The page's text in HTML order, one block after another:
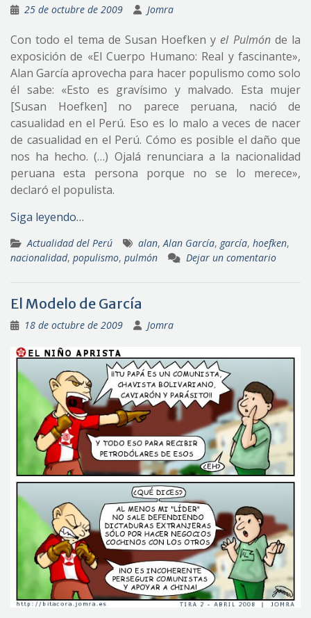
25 de octubre de 2009 Jomra
Con todo el tema de Susan Hoefken yel Pulmónde la
exposición de «El Cuerpo Humano: Real y fascinante»,
Alan García aprovecha para hacer populismo como solo
él sabe: «Esto es gravísimo y malvado. Esta mujer
[Susan Hoefken] no parece peruana, nació de
casualidad en el Perú. Eso es lo malo a veces de nacer
de casualidad en el Perú. Cómo es posible el daño que
nos ha hecho. (…) Ojalá renunciara a la nacionalidad
peruana esta persona porque no se lo merece»,
declaró el populista.
Siga leyendo…
Actualidad del Perú alan,Alan García, garcía, hoefken,
nacionalidad, populismo, pulmón Dejar un comentario
El Modelo de García
18 de octubre de 2009 Jomra